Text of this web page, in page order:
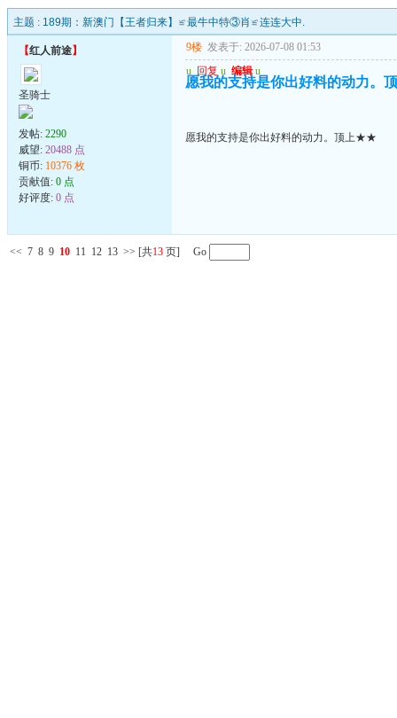
主题 : 189期：新澳门【王者归来】≌最牛中特③肖≌连连大中.
【红人前途】
圣骑士
发帖: 2290
威望: 20488 点
铜币: 10376 枚
贡献值: 0 点
好评度: 0 点
9楼 发表于: 2026-07-08 01:53
u 回复 u 编辑 u
愿我的支持是你出好料的动力
愿我的支持是你出好料的动力。顶上★★
<< 7 8 9 10 11 12 13 >> [共13 页] Go